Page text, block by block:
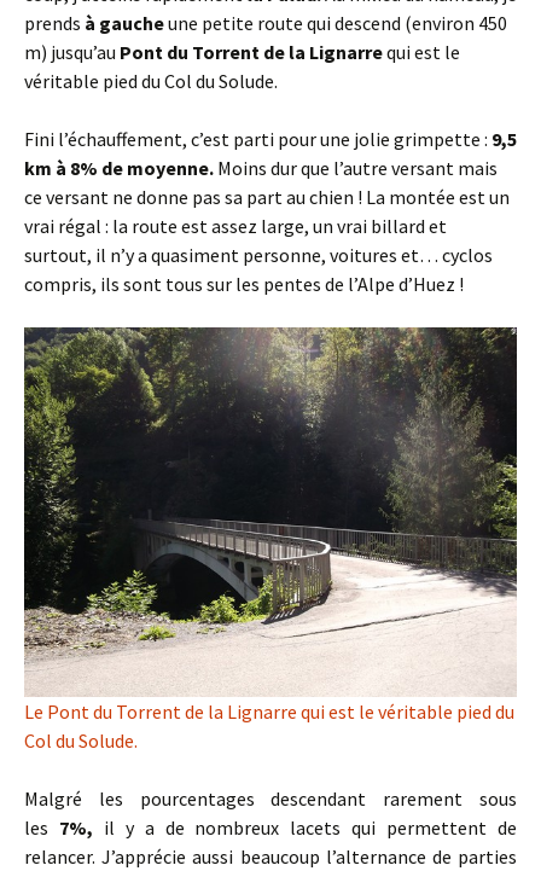
prends à gaucheune petite route qui descend (environ 450
m) jusqu’au Pont du Torrent de la Lignarrequi est le
véritable pied du Col du Solude.
Fini l’échauffement, c’est parti pour une jolie grimpette : 9,5
km à 8% de moyenne. Moins dur que l’autre versant mais
ce versant ne donne pas sa part au chien ! La montée est un
vrai régal : la route est assez large, un vrai billard et
surtout, il n’y a quasiment personne, voitures et… cyclos
compris, ils sont tous sur les pentes de l’Alpe d’Huez !
Le Pont du Torrent de la Lignarre qui est le véritable pied du
Col du Solude.
Malgré les pourcentages descendant rarement sous
les 7%, il y a de nombreux lacets qui permettent de
relancer. J’apprécie aussi beaucoup l’alternance de parties